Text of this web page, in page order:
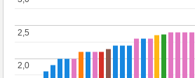
2,0
2,0
2,5
2,5